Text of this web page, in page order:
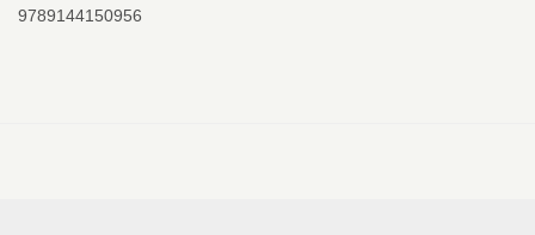
9789144150956